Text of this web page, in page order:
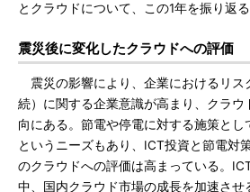
とクラウドについて、この1年を振り返る
震災後に変化したクラウドへの評価
震災の影響により、企業におけるリス
続）に関する企業意識が高まり、クラウ
向にある。節電や停電に対する施策と
というニーズもあり、ICT投資と節電対
のクラウドへの評価は高まっている。
中、国内クラウド市場の成長を加速さ